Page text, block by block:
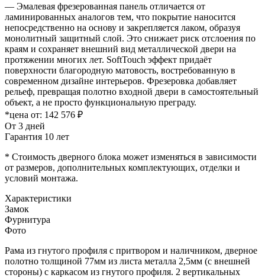
— Эмалевая фрезерованная панель отличается от
ламинированных аналогов тем, что покрытие наносится
непосредственно на основу и закрепляется лаком, образуя
монолитный защитный слой. Это снижает риск отслоения по
краям и сохраняет внешний вид металлической двери на
протяжении многих лет. SoftTouch эффект придаёт
поверхности благородную матовость, востребованную в
современном дизайне интерьеров. Фрезеровка добавляет
рельеф, превращая полотно входной двери в самостоятельный
объект, а не просто функциональную преграду.
*цена от: 142 576 ₽
От 3 дней
Гарантия 10 лет
* Стоимость дверного блока может изменяться в зависимости
от размеров, дополнительных комплектующих, отделки и
условий монтажа.
Характеристики
Замок
Фурнитура
Фото
Рама из гнутого профиля с притвором и наличником, дверное
полотно толщиной 77мм из листа металла 2,5мм (с внешней
стороны) c каркасом из гнутого профиля. 2 вертикальных